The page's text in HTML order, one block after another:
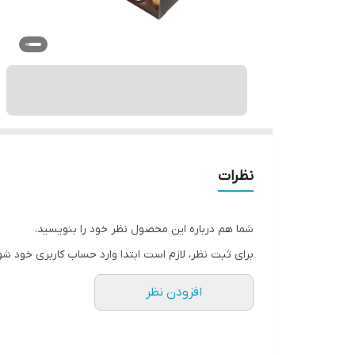
نظرات
شما هم درباره این محصول نظر خود را بنویسید.
برای ثبت نظر، لازم است ابتدا وارد حساب کاربری خود
افزودن نظر